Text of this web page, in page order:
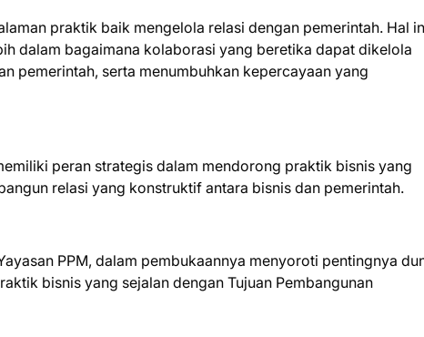
praktik baik mengelola relasi dengan pemerintah. Hal
dalam bagaimana kolaborasi yang beretika dapat dikelola
pemerintah, serta menumbuhkan kepercayaan yang
peran strategis dalam mendorong praktik bisnis yang
relasi yang konstruktif antara bisnis dan pemerintah.
PPM, dalam pembukaannya menyoroti pentingnya
bisnis yang sejalan dengan Tujuan Pembangunan